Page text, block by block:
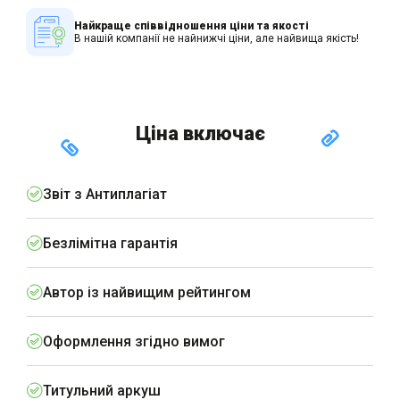
Найкраще співвідношення ціни та якості
В нашій компанії не найнижчі ціни, але найвища якість!
Ціна включає
Звіт з Антиплагіат
Безлімітна гарантія
Автор із найвищим рейтингом
Оформлення згідно вимог
Титульний аркуш